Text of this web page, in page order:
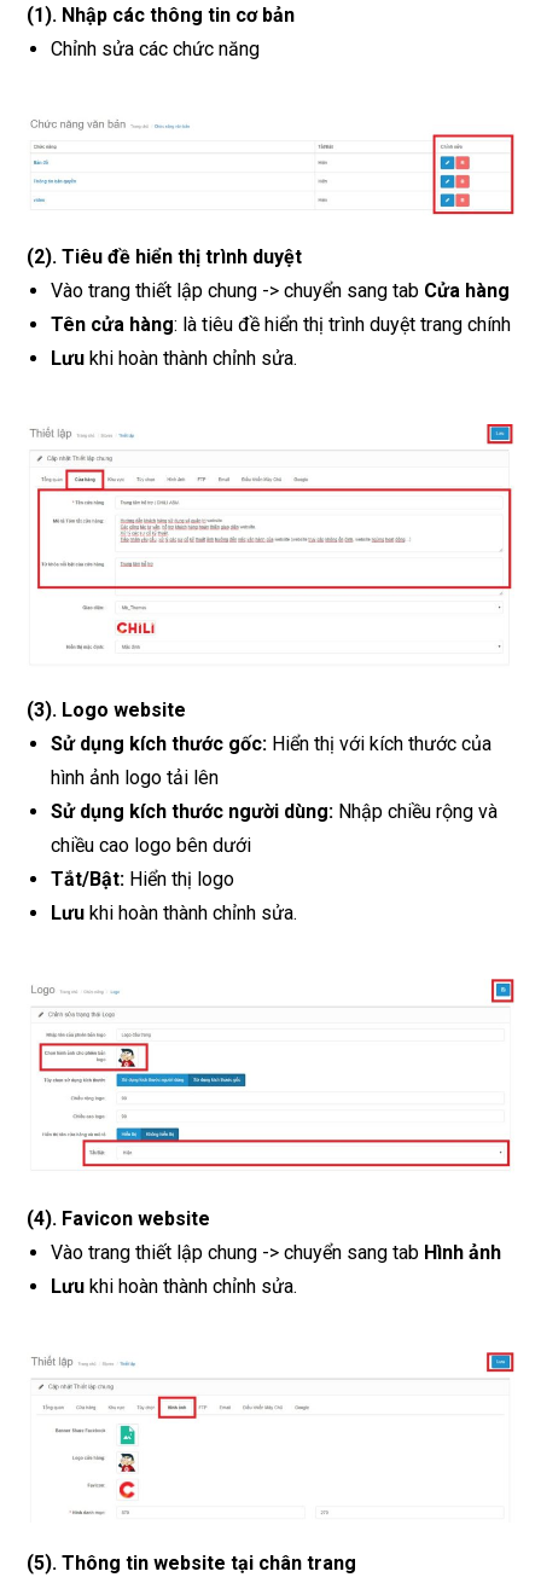
(1). Nhập các thông tin cơ bản
Chỉnh sửa các chức năng
(2). Tiêu đề hiển thị trình duyệt
Vào trang thiết lập chung -> chuyển sang tab Cửa hàng
Tên cửa hàng: là tiêu đề hiển thị trình duyệt trang chính
Lưu khi hoàn thành chỉnh sửa.
(3). Logo website
Sử dụng kích thước gốc: Hiển thị với kích thước của
hình ảnh logo tải lên
Sử dụng kích thước người dùng: Nhập chiều rộng và
chiều cao logo bên dưới
Tắt/Bật: Hiển thị logo
Lưu khi hoàn thành chỉnh sửa.
(4). Favicon website
Vào trang thiết lập chung -> chuyển sang tab Hình ảnh
Lưu khi hoàn thành chỉnh sửa.
(5). Thông tin website tại chân trang